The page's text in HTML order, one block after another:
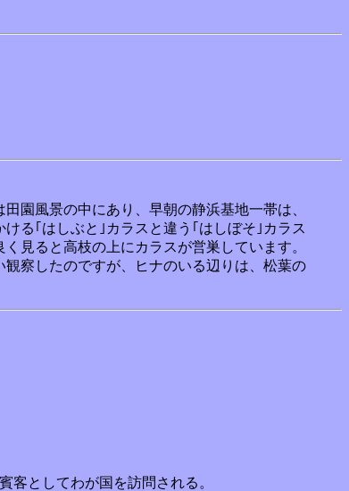
園風景の中にあり、早朝の静浜基地一帯は、
る｢はしぶと｣カラスと違う｢はしぼそ｣カラス
見ると高枝の上にカラスが営巣しています。
察したのですが、ヒナのいる辺りは、松葉の
としてわが国を訪問される。